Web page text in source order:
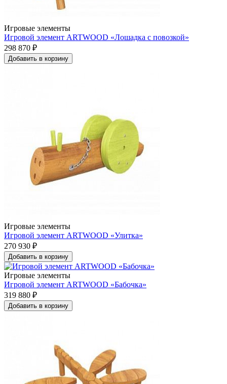
Игровые элементы
Игровой элемент ARTWOOD «Лошадка с повозкой»
298 870 ₽
Добавить в корзину
Игровые элементы
Игровой элемент ARTWOOD «Улитка»
270 930 ₽
Добавить в корзину
Игровые элементы
Игровой элемент ARTWOOD «Бабочка»
319 880 ₽
Добавить в корзину